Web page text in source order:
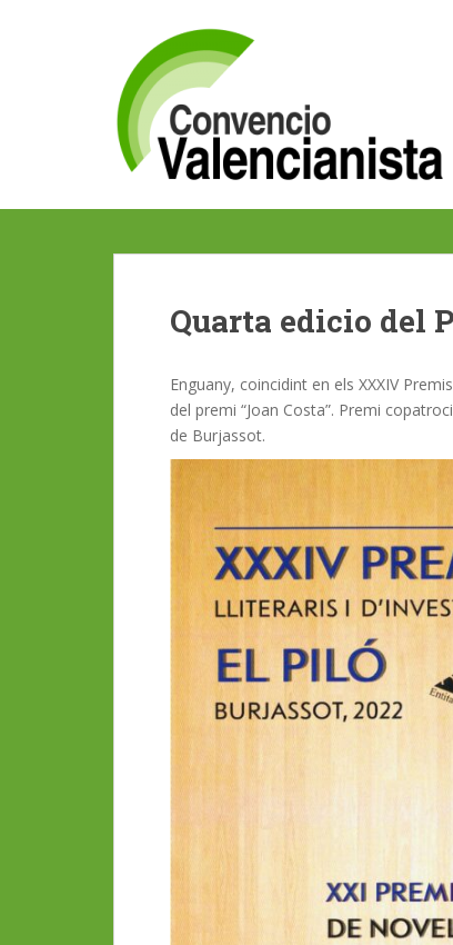
i
Quarta edicio del
Enguany, coincidint en els XXXIV
del premi “Joan Costa”. Premi
de Burjassot.